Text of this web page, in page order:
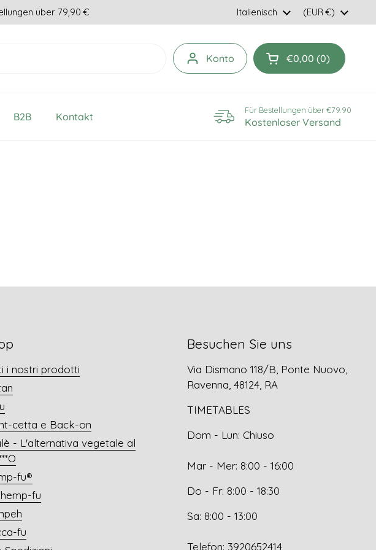
über 79,90 € Sprache
Italienisch Land/
(EUR €)
Konto Einkaufswagen
€0,00 0
B2B Kontakt
Für Bestellungen über €79.90
Kostenloser Versand
i nostri prodotti
cetta e Back-on
- L'alternativa vegetale al
fu®
fu
fu
Besuchen Sie uns
Via Dismano 118/B, Ponte Nuovo,
Ravenna, 48124, RA
TIMETABLES
Dom - Lun: Chiuso
Mar - Mer: 8:00 - 16:00
Do - Fr: 8:00 - 18:30
Sa: 8:00 - 13:00
Telefon: 3920652414